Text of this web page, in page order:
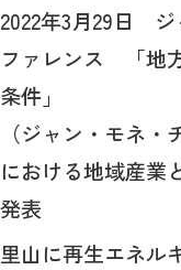
2022年3月29日
ファレンス 「地
条件」
（ジャン・モネ
における地域産業
発表
里山に再生エネル